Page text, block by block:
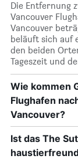
Die Entfernung
Vancouver
Vancouver
beläuft sich auf
den beiden
Tageszeit und
Wie kommen
Flughafen
Vancouver?
Ist das The